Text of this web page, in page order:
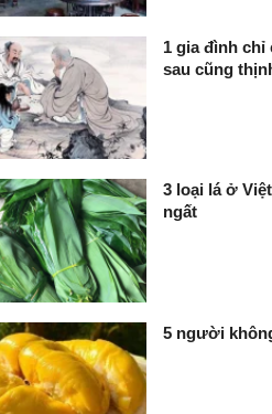
1 gia đình chỉ
sau cũng
3 loại lá ở
ngất
5 người